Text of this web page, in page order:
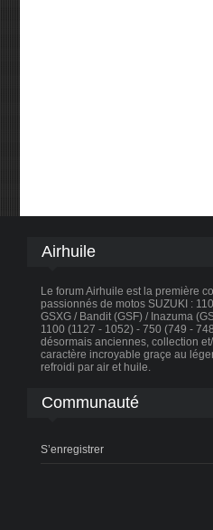
Airhuile
Le forum Airhuile est la première
passionnés de motos SUZUKI :
GSXG / Bandit (GSF) / Inazuma
1100 (1127 - 1052) - 750 (749 -
désormais anciennes, collection
caractère incroyable graçe au
refroidi par air et huile.
Communauté
S’enregistrer